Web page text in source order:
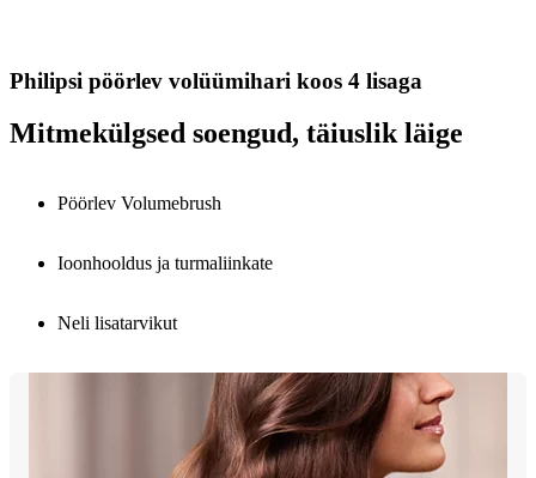
Philipsi pöörlev volüümihari koos 4 lisaga
Mitmekülgsed soengud, täiuslik läige
Pöörlev Volumebrush
Ioonhooldus ja turmaliinkate
Neli lisatarvikut